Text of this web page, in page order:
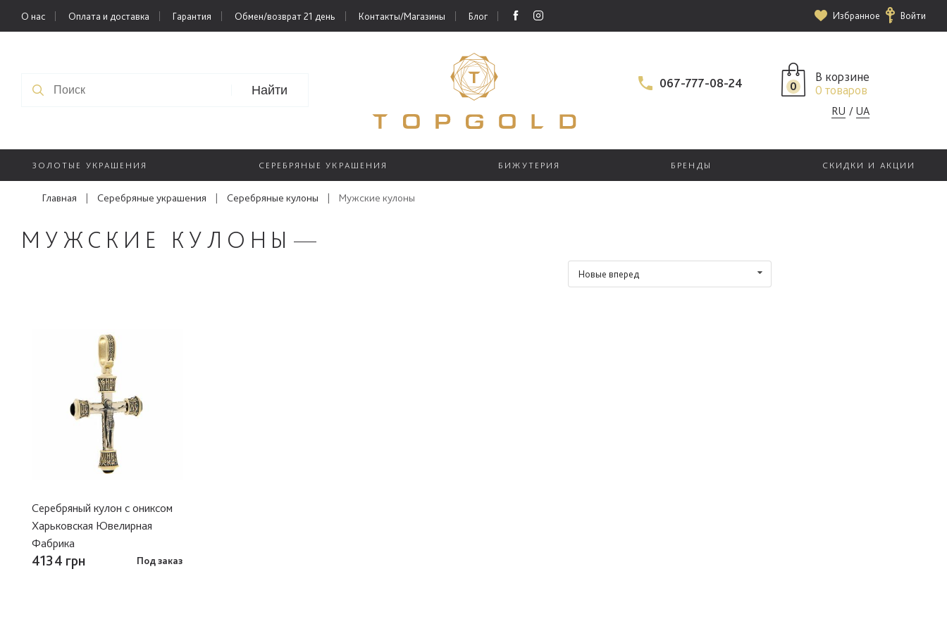
О нас Оплата и доставка Гарантия Обмен/возврат 21 день Контакты/Магазины Блог Избранное Войти
Найти 067-777-08-24 0
В корзине
0 товаров
RU UA
ЗОЛОТЫЕ УКРАШЕНИЯ СЕРЕБРЯНЫЕ УКРАШЕНИЯ БИЖУТЕРИЯ БРЕНДЫ СКИДКИ И АКЦИИ
Главная | Серебряные украшения | Серебряные кулоны | Мужские кулоны
МУЖСКИЕ КУЛОНЫ
Новые вперед
Серебряный кулон с ониксом
Харьковская Ювелирная
Фабрика
4134 грн Под заказ